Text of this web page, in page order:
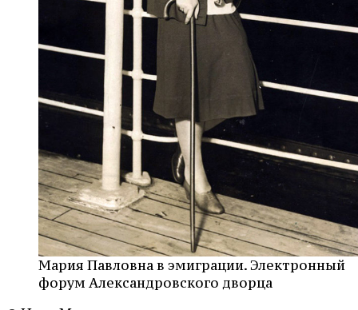
Мария Павловна в эмиграции. Электронный
форум Александровского дворца